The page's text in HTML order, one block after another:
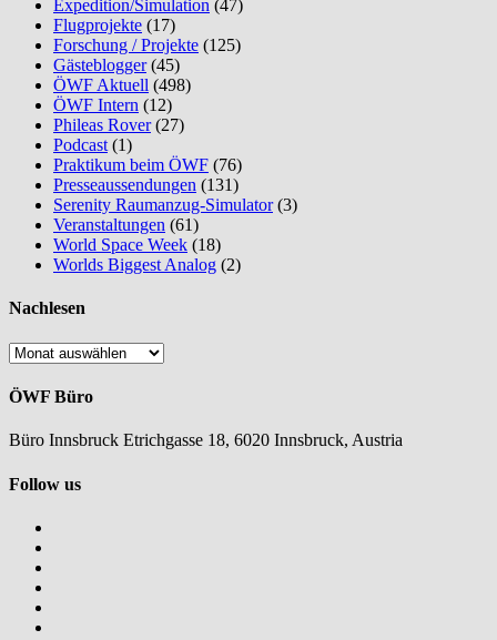
Expedition/Simulation (47)
Flugprojekte (17)
Forschung / Projekte (125)
Gästeblogger(45)
ÖWF Aktuell (498)
ÖWF Intern (12)
Phileas Rover(27)
Podcast (1)
Praktikum beim ÖWF (76)
Presseaussendungen (131)
Serenity Raumanzug-Simulator(3)
Veranstaltungen (61)
World Space Week (18)
Worlds Biggest Analog (2)
Nachlesen
Nachlesen
ÖWF Büro
Büro Innsbruck Etrichgasse 18, 6020 Innsbruck, Austria
Follow us